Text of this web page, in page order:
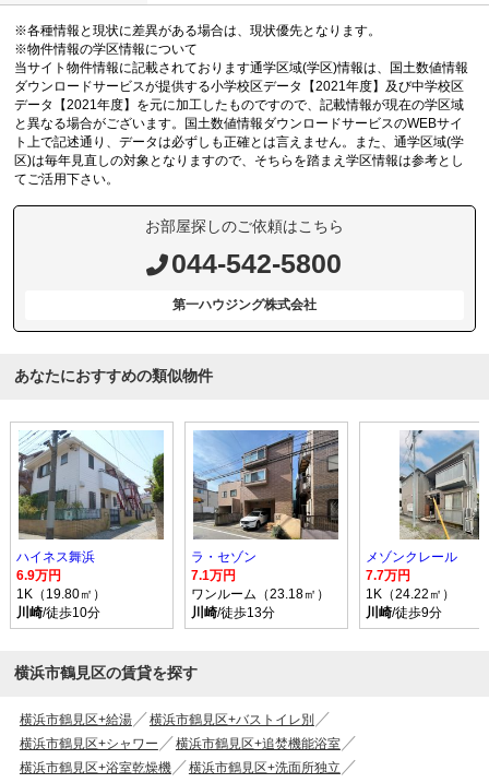
※各種情報と現状に差異がある場合は、現状優先となります。
※物件情報の学区情報について
当サイト物件情報に記載されております通学区域(学区)情報は、国土数値情報
ダウンロードサービスが提供する小学校区データ【2021年度】及び中学校区
データ【2021年度】を元に加工したものですので、記載情報が現在の学区域
と異なる場合がございます。国土数値情報ダウンロードサービスのWEBサイ
ト上で記述通り、データは必ずしも正確とは言えません。また、通学区域(学
区)は毎年見直しの対象となりますので、そちらを踏まえ学区情報は参考とし
てご活用下さい。
お部屋探しのご依頼はこちら
044-542-5800
第一ハウジング株式会社
あなたにおすすめの類似物件
ハイネス舞浜
6.9万円
1K（19.80㎡）
川崎/徒歩10分
ラ・セゾン
7.1万円
ワンルーム（23.18㎡）
川崎/徒歩13分
メゾンクレール
7.7万円
1K（24.22㎡）
川崎/徒歩9分
横浜市鶴見区の賃貸を探す
横浜市鶴見区+給湯
横浜市鶴見区+バストイレ別
横浜市鶴見区+シャワー
横浜市鶴見区+追焚機能浴室
横浜市鶴見区+浴室乾燥機
横浜市鶴見区+洗面所独立